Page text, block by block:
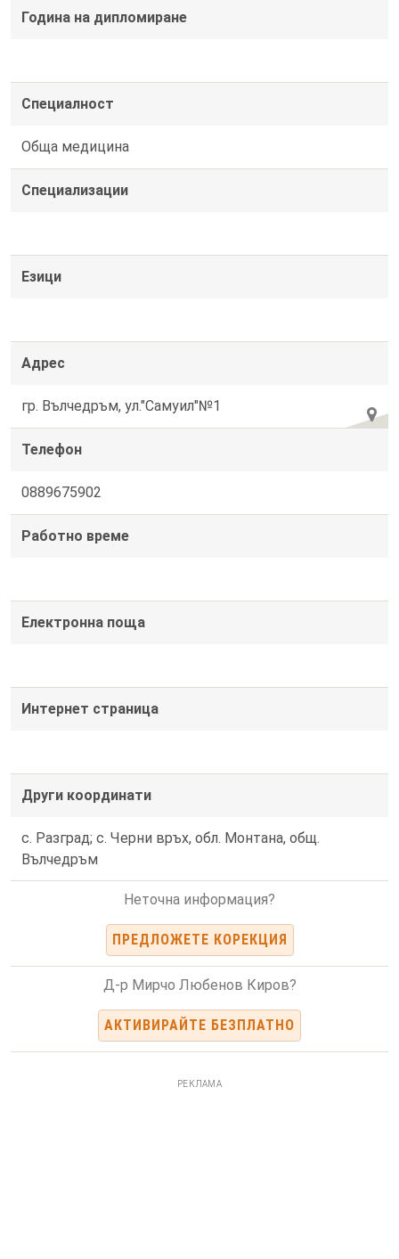
Година на дипломиране
Специалност
Обща медицина
Специализации
Езици
Адрес
гр. Вълчедръм, ул."Самуил"№1
Телефон
0889675902
Работно време
Електронна поща
Интернет страница
Други координати
с. Разград; с. Черни връх, обл. Монтана, общ.
Вълчедръм
Неточна информация?
ПРЕДЛОЖЕТЕ КОРЕКЦИЯ
Д-р Мирчо Любенов Киров?
АКТИВИРАЙТЕ БЕЗПЛАТНО
РЕКЛАМА